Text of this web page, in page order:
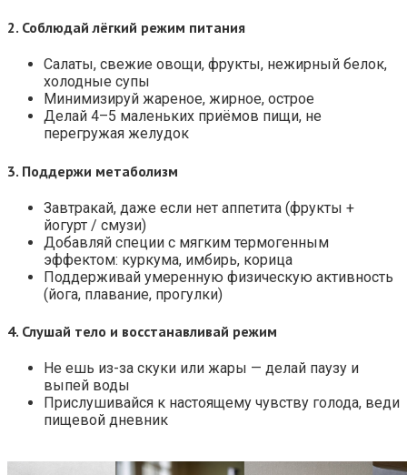
2. Соблюдай лёгкий режим питания
Салаты, свежие овощи, фрукты, нежирный белок,
холодные супы
Минимизируй жареное, жирное, острое
Делай 4–5 маленьких приёмов пищи, не
перегружая желудок
3. Поддержи метаболизм
Завтракай, даже если нет аппетита (фрукты +
йогурт / смузи)
Добавляй специи с мягким термогенным
эффектом: куркума, имбирь, корица
Поддерживай умеренную физическую активность
(йога, плавание, прогулки)
4. Слушай тело и восстанавливай режим
Не ешь из-за скуки или жары — делай паузу и
выпей воды
Прислушивайся к настоящему чувству голода, веди
пищевой дневник